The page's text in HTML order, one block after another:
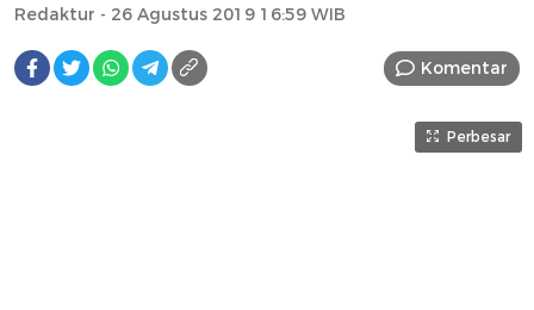
Redaktur - 26 Agustus 2019 16:59 WIB
Komentar
Perbesar